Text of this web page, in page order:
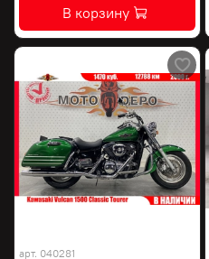
В корзину
арт. 040281